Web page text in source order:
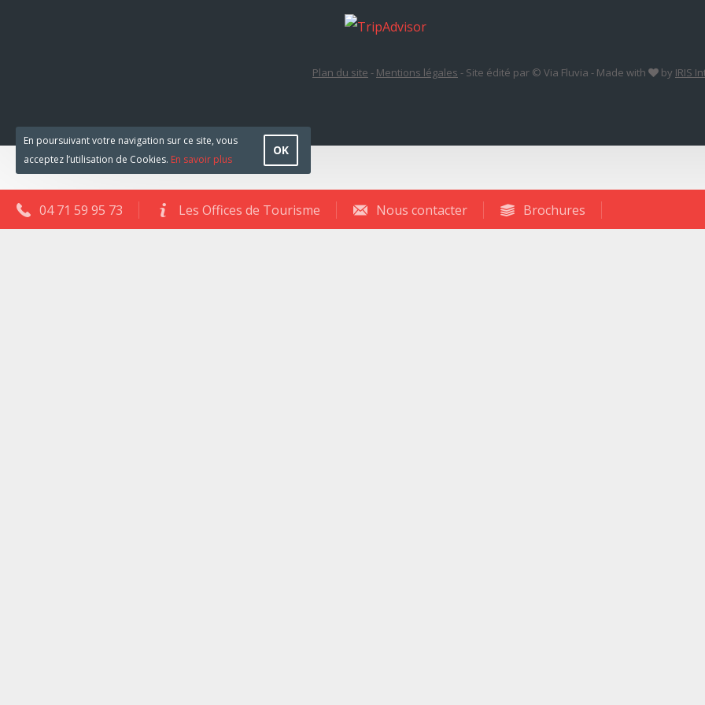
Plan du site - Mentions légales - Site édité par © Via Fluvia - Made with by IRIS
04 71 59 95 73 Les Offices de Tourisme Nous contacter Brochures
En poursuivant votre navigation sur ce site, vous
acceptez l’utilisation de Cookies. En savoir plus
OK